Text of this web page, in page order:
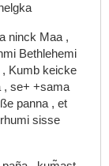
ninck Maa ,
Bethlehemi
, Kumb keicke
, se+ +sama
panna , et
rhumi sisse